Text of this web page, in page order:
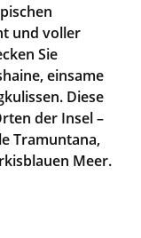
und voller
Sie
einsame
Diese
der Insel –
Tramuntana,
Meer.